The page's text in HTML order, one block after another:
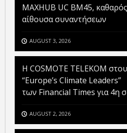
MAXHUB UC BM45,
αίθουσα συναντήσεων
AUGUST 3, 2026
Η COSMOTE TELEKOM
“Europe’s Climate Leaders”
των Financial Times για 4η
AUGUST 2, 2026